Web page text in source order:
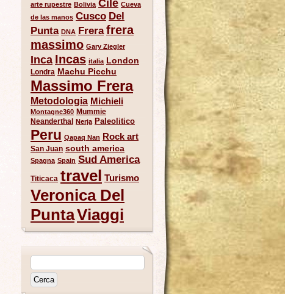
arte rupestre Bolivia Cile Cueva
de las manos Cusco Del
Punta DNA Frera frera
massimo Gary Ziegler
Inca Incas italia London
Londra Machu Picchu
Massimo Frera
Metodologia Michieli
Montagne360 Mummie
Neanderthal Nerja Paleolitico
Peru Qapaq Nan Rock art
San Juan south america
Spagna Spain Sud America
Titicaca travel Turismo
Veronica Del
PuntaViaggi